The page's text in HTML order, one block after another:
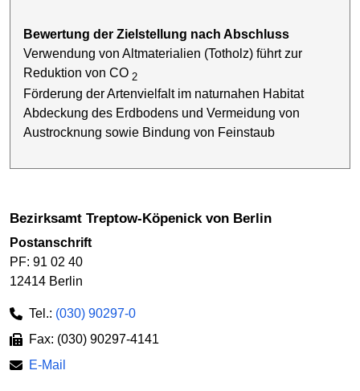
Bewertung der Zielstellung nach Abschluss
Verwendung von Altmaterialien (Totholz) führt zur
Reduktion von CO 2
Förderung der Artenvielfalt im naturnahen Habitat
Abdeckung des Erdbodens und Vermeidung von
Austrocknung sowie Bindung von Feinstaub
Bezirksamt Treptow-Köpenick von Berlin
Postanschrift
PF: 91 02 40
12414 Berlin
Tel.: (030) 90297-0
Fax: (030) 90297-4141
E-Mail